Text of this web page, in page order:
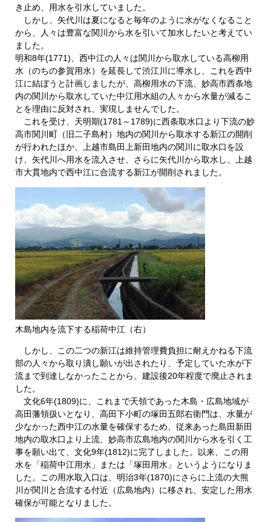
き止め、用水を引水していました。
しかし、矢代川は夏になると毎年のように水がなくなること
から、人々は豊富な関川から水を引いて加水したいと考えてい
ました。
明和8年(1771)、西中江の人々は関川から取水している高柳用
水（のちの参賀用水）を延長して渋江川に導水し、これを西中
江に結ぼうと計画しましたが、高柳用水の下流、妙高市西条地
内の関川から取水していた中江用水組の人々から水量が減るこ
とを理由に反対され、実現しませんでした。
これを受け、天明期(1781～1789)に西条取水口より下流の妙
高市関川町（旧二子島村）地内の関川から取水する新江の開削
が行われたほか、上越市島田上新田地内の関川に取水口を設
け、矢代川へ用水を流入させ、さらに矢代川から取水し、上越
市大貫地内で西中江に合流する新江が開削されました。
木島地内を流下する稲荷中江（右）
しかし、この二つの新江は維持管理費負担に耐えかねる下流
部の人々から取り潰し願いが出されたり、予定していた水が下
流まで到達しなかったことから、建設後20年程度で廃止されま
した。
文化6年(1809)に、これまで天領であった木島・広島地域が
高田藩領扱いとなり、高田下小町の塚田五郎右衛門は、水量が
少なかった西中江の水量を確保するため、従来あった島田新田
地内の取水口より上流、妙高市広島地内の関川から水を引く工
事を願い出て、文化9年(1812)に完了しました。以来、この用
水を「稲荷中江用水」または「塚田用水」というようになりま
した。この用水取入口は、明治3年(1870)にさらに上流の大熊
川が関川と合流する付近（広島地内）に移され、安定した用水
確保が可能となりました。